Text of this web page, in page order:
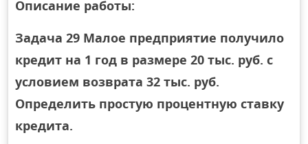
Описание работы:
Задача 29 Малое предприятие получило
кредит на 1 год в размере 20 тыс. руб. с
условием возврата 32 тыс. руб.
Определить простую процентную ставку
кредита.